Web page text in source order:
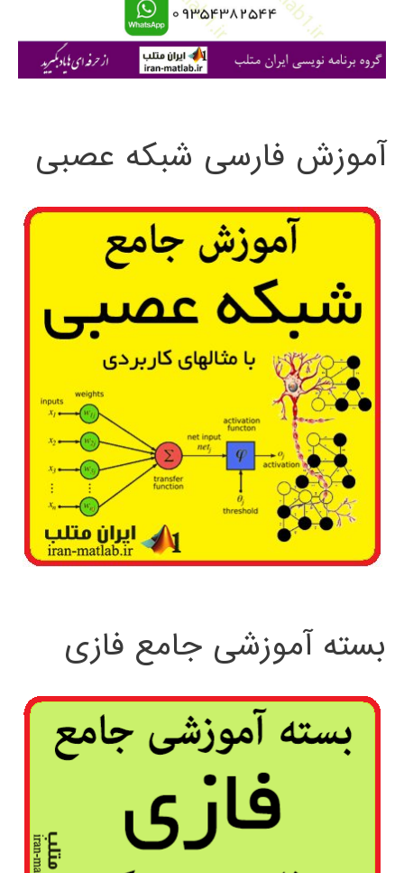
ی
آموزش فارسی شبکه عصبی
بسته آموزشی جامع فازی